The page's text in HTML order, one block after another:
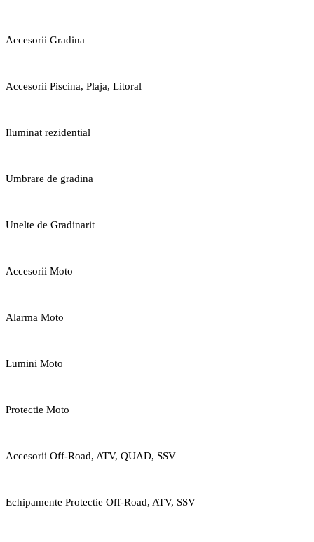
Accesorii Gradina
Accesorii Piscina, Plaja, Litoral
Iluminat rezidential
Umbrare de gradina
Unelte de Gradinarit
Accesorii Moto
Alarma Moto
Lumini Moto
Protectie Moto
Accesorii Off-Road, ATV, QUAD, SSV
Echipamente Protectie Off-Road, ATV, SSV